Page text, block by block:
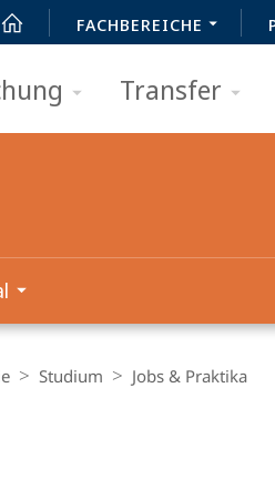
FACHBEREICHE
Transfer
Studium Jobs & Praktika